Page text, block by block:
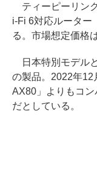
ティーピーリン
i-Fi 6対応ルーター
る。市場想定価格
日本特別モデル
の製品。2022年12
AX80」よりもコ
だとしている。